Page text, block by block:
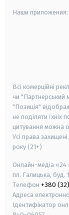
Наши приложения:
Всі комерційні
чи "Партнерський
"Позиція"
не поділяти їхніх
цитування можна
Усі права захищені.
року (21+)
Онлайн-медіа «24
пл. Галицька, буд.
Телефон +380
Адреса
Ідентифікатор